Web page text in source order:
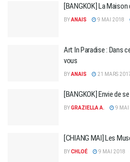
[BANGKOK] La
BYANAIS 9 MAI 2018
Art In Paradise : Dans
vous
BYANAIS 21 MARS
[BANGKOK] Envie de
BYGRAZIELLA A. 9 MAI
[CHIANG MAI] Les
BYCHLOÉ 9 MAI 2018